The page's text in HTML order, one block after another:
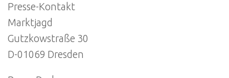
Presse-Kontakt
Marktjagd
Gutzkowstraße 30
D-01069 Dresden